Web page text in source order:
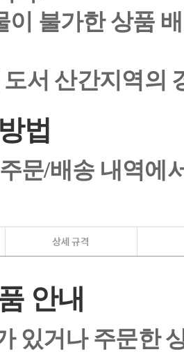
이 불가한 상품
서 산간지역의
법
문/배송 내역에
안내
있거나 주문한